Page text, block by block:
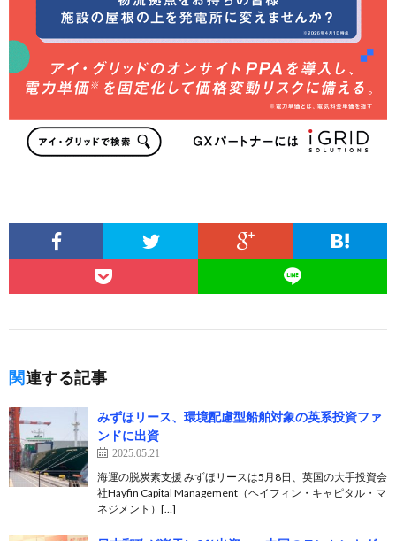
関連する記事
みずほリース、環境配慮型船舶対象の英系投資ファ
ンドに出資
2025.05.21
海運の脱炭素支援 みずほリースは5月8日、英国の大手投資会
社Hayfin Capital Management（ヘイフィン・キャピタル・マ
ネジメント）[…]